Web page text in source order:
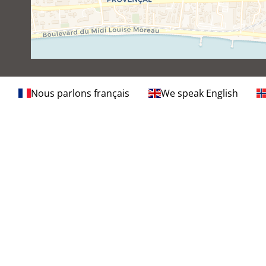
Nous parlons français We speak English